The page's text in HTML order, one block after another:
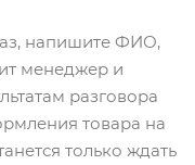
напишите ФИО,
менеджер и
разговора
товара на
только ждать